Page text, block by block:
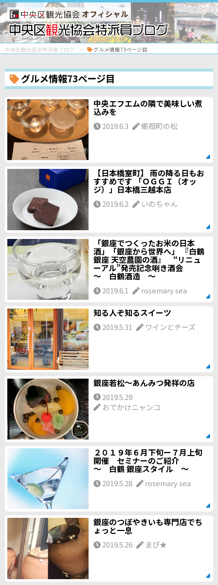
オフィシャル
中央区観光協会特派員ブログ グルメ情報73ページ目
グルメ情報73ページ目
中央エフエムの隣で美味しい煮
込みを
2019.6.3 蛎殻町の松
【日本橋室町】 雨の降る日もお
すすめです 「ＯＧＧＩ（オッ
ジ）」日本橋三越本店
2019.6.2 いのちゃん
「銀座でつくったお米の日本
酒」「銀座から世界へ」 『白鶴
銀座 天空農園の酒』 “リニュ
ーアル”発売記念唎き酒会
～ 白鶴酒造 ～
2019.6.1 rosemary sea
知る人ぞ知るスイーツ
2019.5.31 ワインとチーズ
銀座若松～あんみつ発祥の店
2019.5.29
おでかけニャンコ
２０１９年６月下旬ー７月上旬
開催 セミナーのご紹介
～ 白鶴 銀座スタイル ～
2019.5.28 rosemary sea
銀座のつぼやきいも専門店でち
ょっと一息
2019.5.26 まぴ★